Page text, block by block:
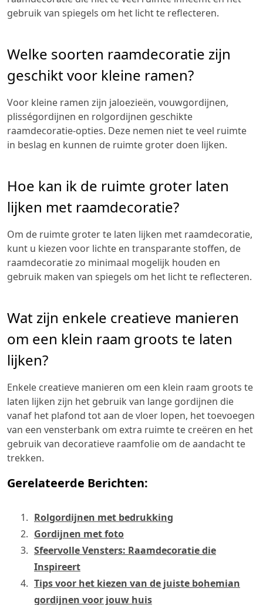
gebruik van spiegels om het licht te reflecteren.
Welke soorten raamdecoratie zijn
geschikt voor kleine ramen?
Voor kleine ramen zijn jaloezieën, vouwgordijnen,
plisségordijnen en rolgordijnen geschikte
raamdecoratie-opties. Deze nemen niet te veel ruimte
in beslag en kunnen de ruimte groter doen lijken.
Hoe kan ik de ruimte groter laten
lijken met raamdecoratie?
Om de ruimte groter te laten lijken met raamdecoratie,
kunt u kiezen voor lichte en transparante stoffen, de
raamdecoratie zo minimaal mogelijk houden en
gebruik maken van spiegels om het licht te reflecteren.
Wat zijn enkele creatieve manieren
om een klein raam groots te laten
lijken?
Enkele creatieve manieren om een klein raam groots te
laten lijken zijn het gebruik van lange gordijnen die
vanaf het plafond tot aan de vloer lopen, het toevoegen
van een vensterbank om extra ruimte te creëren en het
gebruik van decoratieve raamfolie om de aandacht te
trekken.
Gerelateerde Berichten:
Rolgordijnen met bedrukking
Gordijnen met foto
Sfeervolle Vensters: Raamdecoratie die
Inspireert
Tips voor het kiezen van de juiste bohemian
gordijnen voor jouw huis